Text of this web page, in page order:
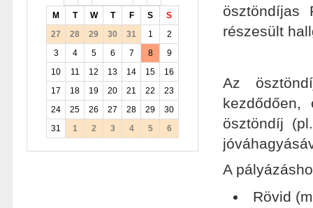
M T W T F S
S
27
28 29 30 31 1
2
3
4 5 6 7 8
9
10
11 12 13 14 15
16
17
18 19 20 21 22
23
24
25 26 27 28 29
30
31
1 2 3 4 5 6
ösztöndíjas
részesült
Az
ösztöndíj
A
Rövid